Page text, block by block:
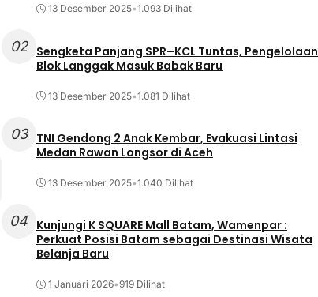
13 Desember 2025•1.093 Dilihat
02
Sengketa Panjang SPR–KCL Tuntas, Pengelolaan
Blok Langgak Masuk Babak Baru
13 Desember 2025•1.081 Dilihat
03
TNI Gendong 2 Anak Kembar, Evakuasi Lintasi
Medan Rawan Longsor di Aceh
13 Desember 2025•1.040 Dilihat
04 Kunjungi K SQUARE Mall Batam, Wamenpar :
Perkuat Posisi Batam sebagai Destinasi Wisata
Belanja Baru
1 Januari 2026•919 Dilihat